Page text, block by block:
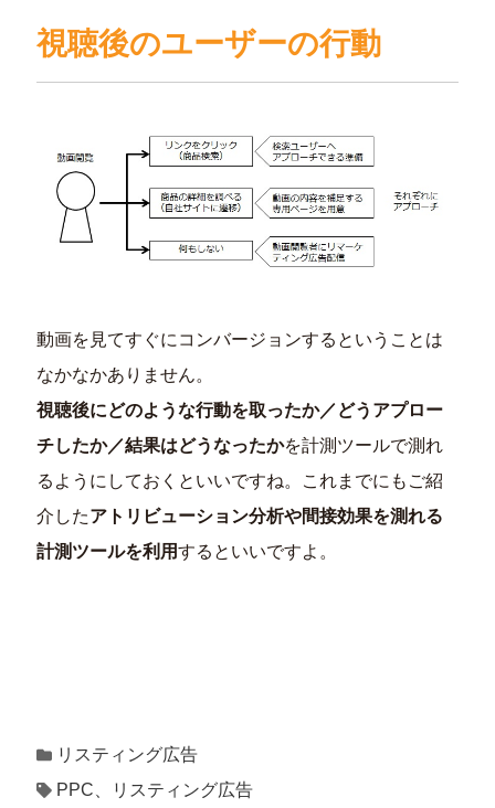
視聴後のユーザーの行動
動画を見てすぐにコンバージョンするということは
なかなかありません。
視聴後にどのような行動を取ったか／どうアプロー
チしたか／結果はどうなったかを計測ツールで測れ
るようにしておくといいですね。これまでにもご紹
介したアトリビューション分析や間接効果を測れる
計測ツールを利用するといいですよ。
リスティング広告
PPC、リスティング広告